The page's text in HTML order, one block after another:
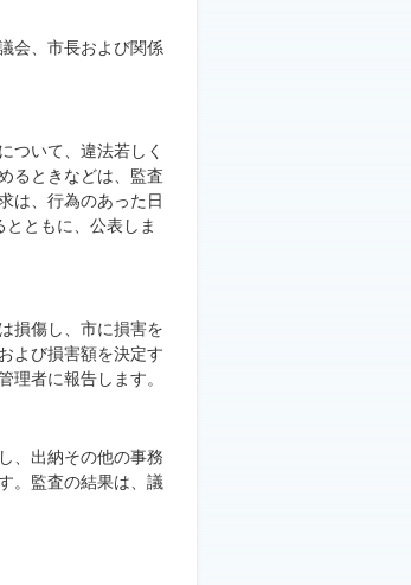
会、市長および関係
ついて、違法若しく
るときなどは、監査
は、行為のあった日
ともに、公表しま
損傷し、市に損害を
よび損害額を決定す
理者に報告します。
、出納その他の事務
。監査の結果は、議